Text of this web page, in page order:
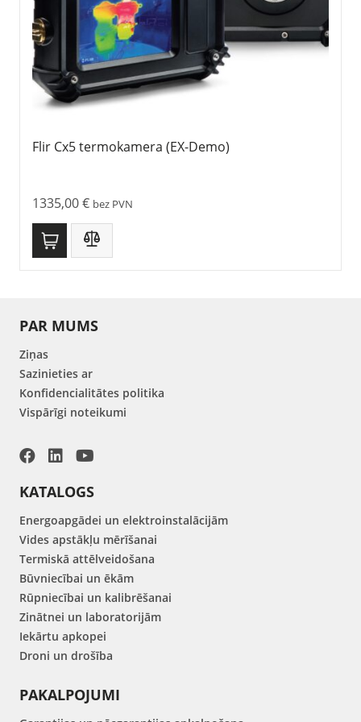
Flir Cx5 termokamera (EX-Demo)
1335,00€ bez PVN
PAR MUMS
Ziņas
Sazinieties ar
Konfidencialitātes politika
Vispārīgi noteikumi
KATALOGS
Energoapgādei un elektroinstalācijām
Vides apstākļu mērīšanai
Termiskā attēlveidošana
Būvniecībai un ēkām
Rūpniecībai un kalibrēšanai
Zinātnei un laboratorijām
Iekārtu apkopei
Droni un drošība
PAKALPOJUMI